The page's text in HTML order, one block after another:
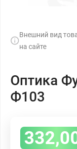
Внешний вид
на сайте
Оптика
Ф103